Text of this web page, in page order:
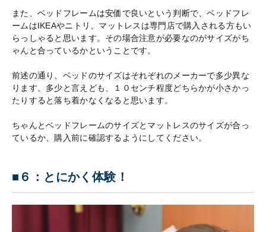
また、ベッドフレームは安価で良いという判断で、ベッドフレ
ームはIKEAやニトリ、マットレスは専門店で購入される方もい
らっしゃると思います。その場合注意が必要なのがサイズがち
ゃんと合っているかということです。
前述の通り、ベッドのサイズはそれぞれのメーカーで多少異な
ります。多少と言えども、１０センチ程度どちらかが小さかっ
たりすると落ち着かなくなると思います。
ちゃんとベッドフレームのサイズとマットレスのサイズが合っ
ているか、購入前に確認するようにしてください。
■６：とにかく体験！